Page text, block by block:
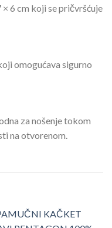
6 cm koji se pričvršćuje
omogućava sigurno
za nošenje tokom
na otvorenom.